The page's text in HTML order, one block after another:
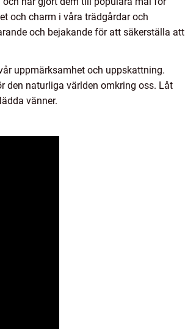
och charm i våra trädgårdar och
och bejakande för att säkerställa att
uppmärksamhet och uppskattning.
den naturliga världen omkring oss. Låt
vänner.